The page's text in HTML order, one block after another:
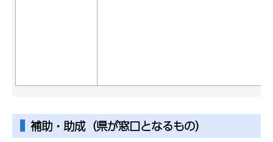
補助・助成（県が窓口となるもの）